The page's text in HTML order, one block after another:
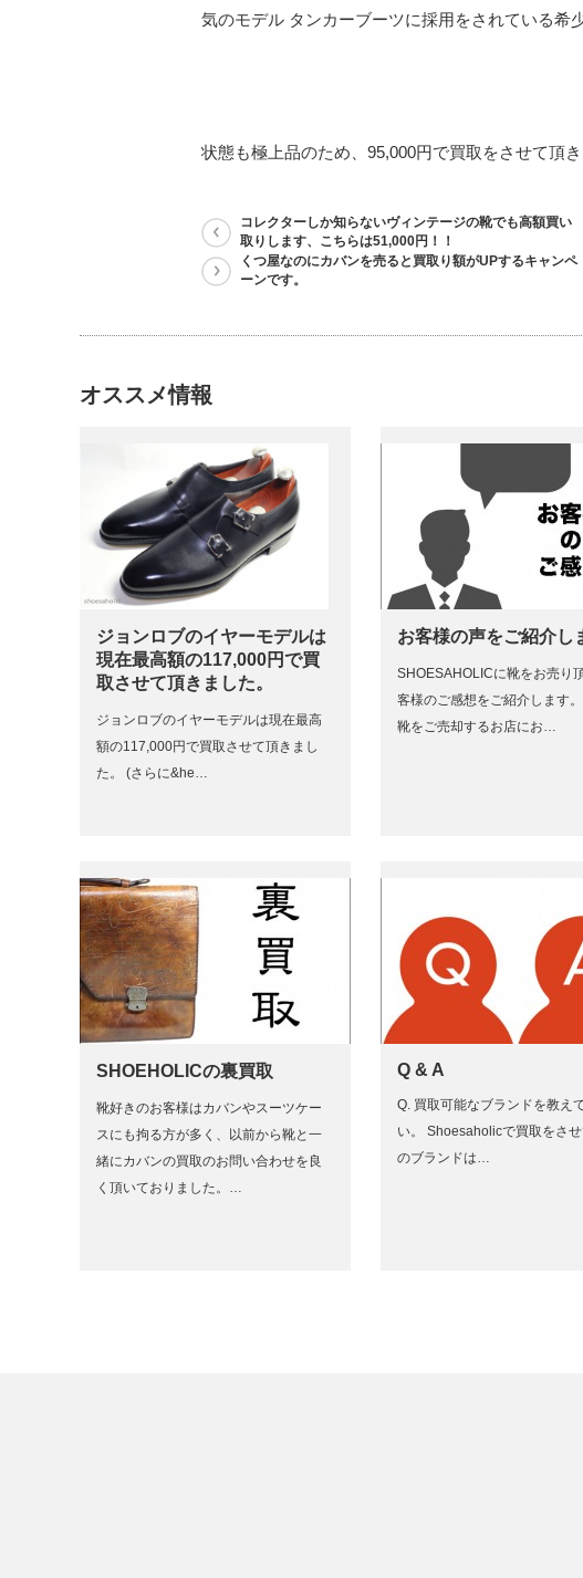
気のモデル タンカーブーツに採用をされている希
状態も極上品のため、95,000円で買取をさせて頂き
コレクターしか知らないヴィンテージの靴でも高額買い
取りします、こちらは51,000円！！
くつ屋なのにカバンを売ると買取り額がUPするキャンペ
ーンです。
オススメ情報
ジョンロブのイヤーモデルは
現在最高額の117,000円で買
取させて頂きました。
ジョンロブのイヤーモデルは現在最高
額の117,000円で買取させて頂きまし
た。 (さらに&he…
お客様の声をご紹介し
SHOESAHOLICに靴をお売り
客様のご感想をご紹介します
靴をご売却するお店にお…
SHOEHOLICの裏買取
靴好きのお客様はカバンやスーツケー
スにも拘る方が多く、以前から靴と一
緒にカバンの買取のお問い合わせを良
く頂いておりました。…
Q & A
Q. 買取可能なブランドを教え
い。 Shoesaholicで買取をさ
のブランドは…